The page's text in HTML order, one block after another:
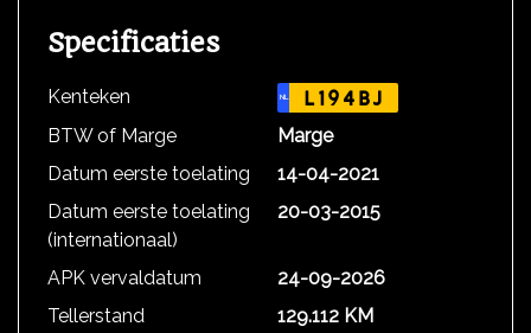
Specificaties
Kenteken NL L194BJ
BTW of Marge
Marge
Datum eerste toelating
14-04-2021
Datum eerste toelating
(internationaal)
20-03-2015
APK vervaldatum
24-09-2026
Tellerstand
129.112 KM